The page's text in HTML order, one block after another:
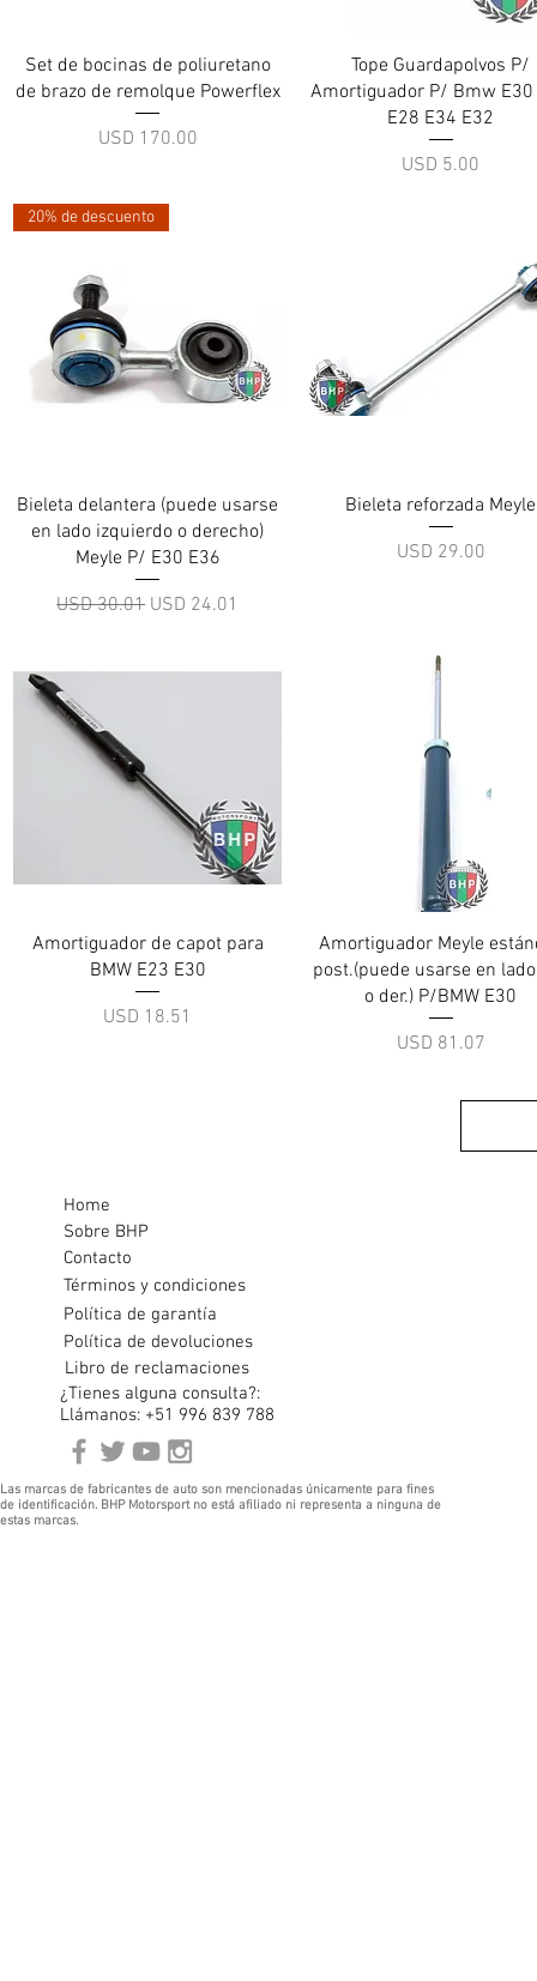
Vista rápida
Set de bocinas de poliuretano
de brazo de remolque Powerflex
Precio
USD 170.00
Vista rápida
Tope Guardapolvos P/
Amortiguador P/ Bmw E30
E28 E34 E32
Precio
USD 5.00
Vista rápida
20% de descuento
Bieleta delantera (puede usarse
en lado izquierdo o derecho)
Meyle P/ E30 E36
Precio
USD 30.01 Precio de oferta
USD 24.01
Vista rápida
Bieleta reforzada Meyle
Precio
USD 29.00
Vista rápida
Amortiguador de capot para
BMW E23 E30
Precio
USD 18.51
Vista rápida
Amortiguador Meyle
post.(puede usarse en
o der.) P/BMW E30
Precio
USD 81.07
Home
Sobre BHP
Contacto
Términos y condiciones
Política de garantía
Política de devoluciones
Libro de reclamaciones
¿Tienes alguna consulta?:
Llámanos: +51 996 839 788
Las marcas de fabricantes de auto son mencionadas únicamente para fines
de identificación. BHP Motorsport no está afiliado ni representa a ninguna de
estas marcas.